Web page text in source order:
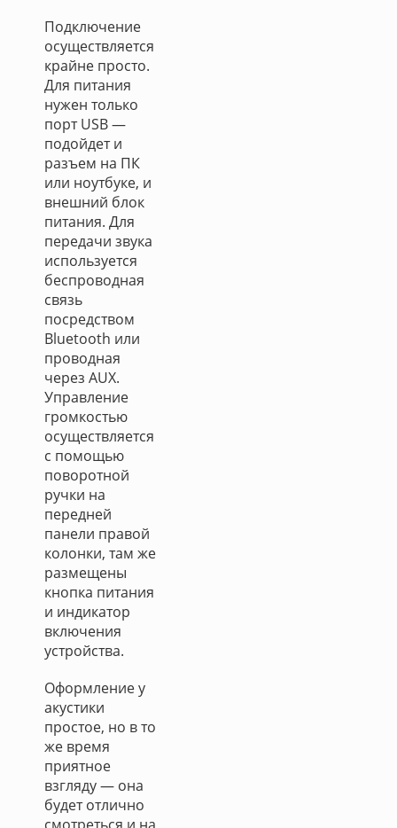
Подключение
осуществляется
крайне просто.
Для питания
нужен только
порт USB —
подойдет и
разъем на ПК
или ноутбуке, и
внешний блок
питания. Для
передачи звука
используется
беспроводная
связь
посредством
Bluetooth или
проводная
через AUX.
Управление
громкостью
осуществляется
с помощью
поворотной
ручки на
передней
панели правой
колонки, там же
размещены
кнопка питания
и индикатор
включения
устройства.
Оформление у
акустики
простое, но в то
же время
приятное
взгляду — она
будет отлично